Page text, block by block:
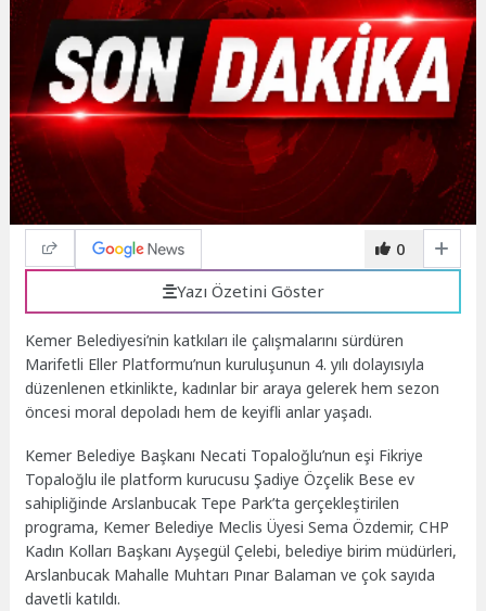
0
Yazı Özetini Göster
Kemer Belediyesi’nin katkıları ile çalışmalarını sürdüren
Marifetli Eller Platformu’nun kuruluşunun 4. yılı dolayısıyla
düzenlenen etkinlikte, kadınlar bir araya gelerek hem sezon
öncesi moral depoladı hem de keyifli anlar yaşadı.
Kemer Belediye Başkanı Necati Topaloğlu’nun eşi Fikriye
Topaloğlu ile platform kurucusu Şadiye Özçelik Bese ev
sahipliğinde Arslanbucak Tepe Park’ta gerçekleştirilen
programa, Kemer Belediye Meclis Üyesi Sema Özdemir, CHP
Kadın Kolları Başkanı Ayşegül Çelebi, belediye birim müdürleri,
Arslanbucak Mahalle Muhtarı Pınar Balaman ve çok sayıda
davetli katıldı.